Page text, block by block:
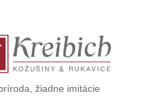
žiadne imitácie